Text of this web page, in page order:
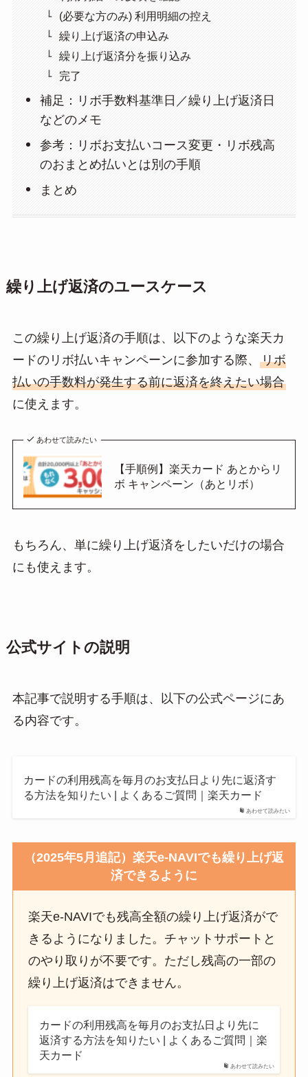
(必要な方のみ) 利用明細の控え
繰り上げ返済の申込み
繰り上げ返済分を振り込み
完了
補足：リボ手数料基準日／繰り上げ返済日
などのメモ
参考：リボお支払いコース変更・リボ残高
のおまとめ払いとは別の手順
まとめ
繰り上げ返済のユースケース
この繰り上げ返済の手順は、以下のような楽天カ
ードのリボ払いキャンペーンに参加する際、 リボ
払いの手数料が発生する前に返済を終えたい場合
に使えます。
あわせて読みたい
【手順例】楽天カード あとからリ
ボ キャンペーン（あとリボ）
もちろん、単に繰り上げ返済をしたいだけの場合
にも使えます。
公式サイトの説明
本記事で説明する手順は、以下の公式ページにあ
る内容です。
あわせて読みたい
カードの利用残高を毎月のお支払日より先に返済す
る方法を知りたい | よくあるご質問｜楽天カード
（2025年5月追記）楽天e-NAVIでも繰り上げ返
済できるように
楽天e-NAVIでも残高全額の繰り上げ返済がで
きるようになりました。チャットサポートと
のやり取りが不要です。ただし残高の一部の
繰り上げ返済はできません。
あわせて読みたい
カードの利用残高を毎月のお支払日より先に
返済する方法を知りたい | よくあるご質問｜楽
天カード